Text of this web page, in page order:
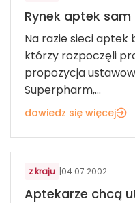
Rynek aptek sam
Na razie sieci aptek
którzy rozpoczęli
propozycja
Superpharm,...
dowiedz się więcej
ZDROWIE I WELLBEING
z kraju |04.07.2002
Aptekarze chcą